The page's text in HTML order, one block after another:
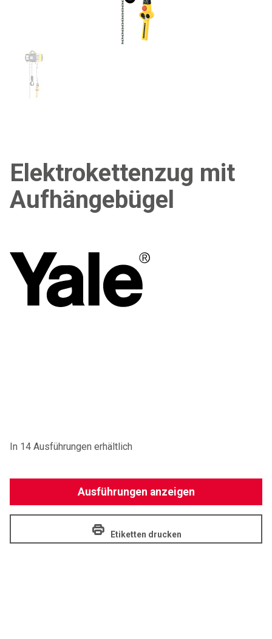
Elektrokettenzug mit
Aufhängebügel
YALE
In 14 Ausführungen erhältlich
Ausführungen anzeigen
Etiketten drucken